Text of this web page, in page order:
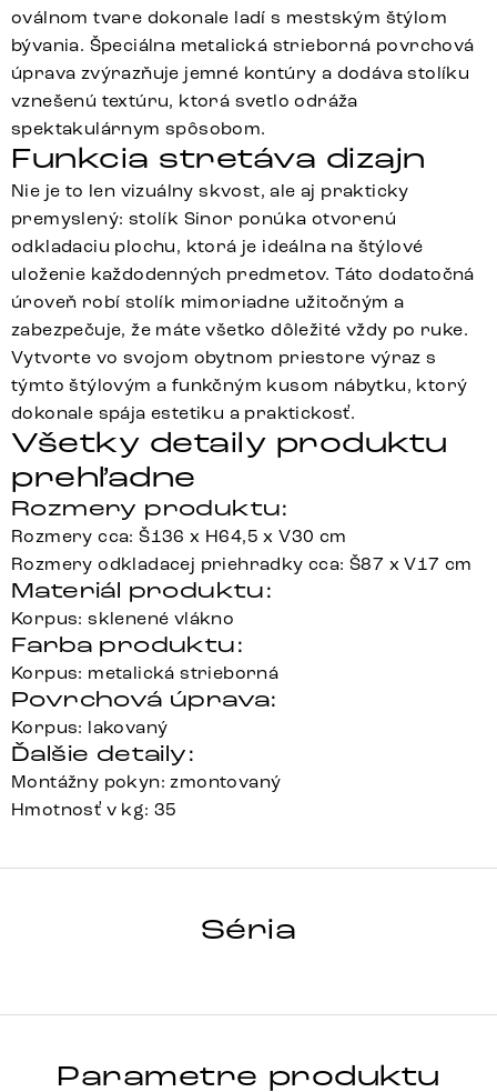
oválnom tvare dokonale ladí s mestským štýlom
bývania. Špeciálna metalická strieborná povrchová
úprava zvýrazňuje jemné kontúry a dodáva stolíku
vznešenú textúru, ktorá svetlo odráža
spektakulárnym spôsobom.
Funkcia stretáva dizajn
Nie je to len vizuálny skvost, ale aj prakticky
premyslený: stolík Sinor ponúka otvorenú
odkladaciu plochu, ktorá je ideálna na štýlové
uloženie každodenných predmetov. Táto dodatočná
úroveň robí stolík mimoriadne užitočným a
zabezpečuje, že máte všetko dôležité vždy po ruke.
Vytvorte vo svojom obytnom priestore výraz s
týmto štýlovým a funkčným kusom nábytku, ktorý
dokonale spája estetiku a praktickosť.
Všetky detaily produktu
prehľadne
Rozmery produktu:
Rozmery cca: Š136 x H64,5 x V30 cm
Rozmery odkladacej priehradky cca: Š87 x V17 cm
Materiál produktu:
Korpus: sklenené vlákno
Farba produktu:
Korpus: metalická strieborná
Povrchová úprava:
Korpus: lakovaný
Ďalšie detaily:
Montážny pokyn: zmontovaný
Hmotnosť v kg: 35
Séria
Sinor
Array
Parametre produktu